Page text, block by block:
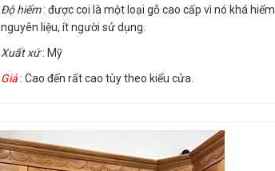
Độ hiếm: được coi là một loại gỗ cao cấp vì nó khá hiếm
nguyên liệu, ít người sử dụng.
Xuất xứ: Mỹ
Giá: Cao đến rất cao tùy theo kiểu cửa.